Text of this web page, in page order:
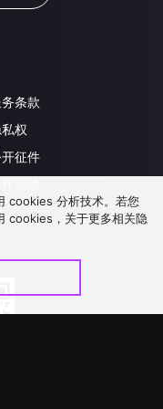
条款
权
征件
cookies 分析技术。若您
cookies，关于更多相关隐